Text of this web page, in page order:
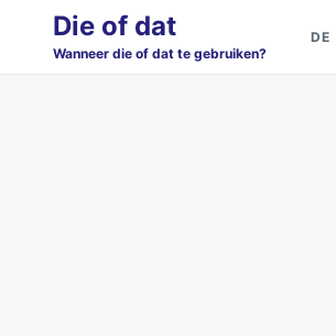
Search
for:
Die of dat
Wanneer die of dat te gebruiken?
DE